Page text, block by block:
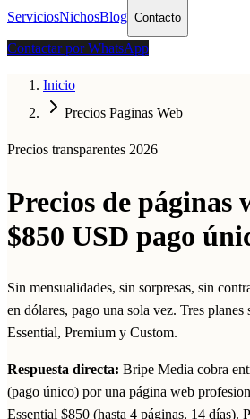
ServiciosNichosBlog Contacto
Contactar por WhatsApp
Inicio
Precios Paginas Web
Precios transparentes 2026
Precios de páginas
$850 USD pago
Sin mensualidades, sin sorpresas, sin
en dólares, pago una sola vez. Tres planes
Essential, Premium y Custom.
Respuesta directa: Bripe Media cobra
(pago único) por una página web
Essential $850 (hasta 4 páginas, 14 días).